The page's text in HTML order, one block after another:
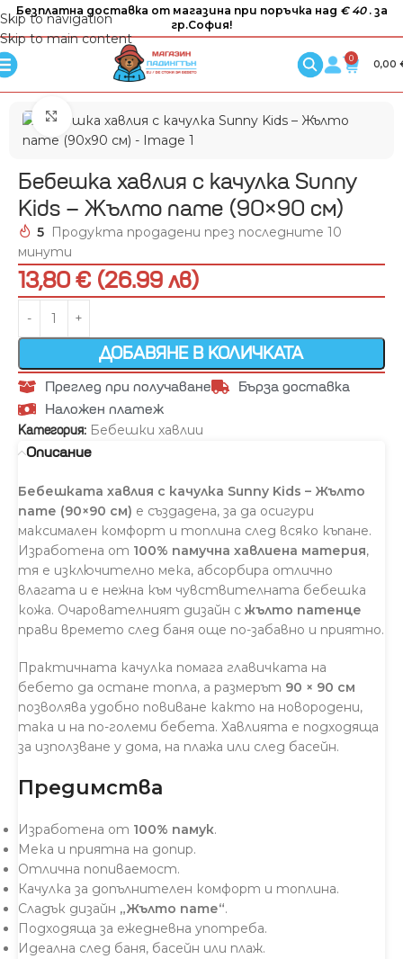
Skip to navigation
Skip to main content
Безплатна доставка от магазина при поръчка над € 40 . за
гр.София!
0
0,00
Увеличи
Бебешка хавлия с качулка Sunny
Kids – Жълто пате (90×90 см)
5 Продукта продадени през последните 10
минути
13,80 € (26.99 лв)
ДОБАВЯНЕ В КОЛИЧКАТА
Преглед при получаване
Бърза доставка
Наложен платеж
Категория: Бебешки хавлии
Описание
Бебешката хавлия с качулка Sunny Kids – Жълто
пате (90×90 см) е създадена, за да осигури
максимален комфорт и топлина след всяко къпане.
Изработена от 100% памучна хавлиена материя,
тя е изключително мека, абсорбира отлично
влагата и е нежна към чувствителната бебешка
кожа. Очарователният дизайн с жълто патенце
прави времето след баня още по-забавно и приятно.
Практичната качулка помага главичката на
бебето да остане топла, а размерът 90 × 90 см
позволява удобно повиване както на новородени,
така и на по-големи бебета. Хавлията е подходяща
за използване у дома, на плажа или след басейн.
Предимства
Изработена от 100% памук.
Мека и приятна на допир.
Отлична попиваемост.
Качулка за допълнителен комфорт и топлина.
Сладък дизайн „Жълто пате“.
Подходяща за ежедневна употреба.
Идеална след баня, басейн или плаж.